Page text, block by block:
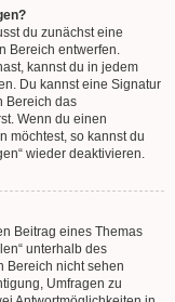
du zunächst eine
Bereich entwerfen.
kannst du in jedem
Du kannst eine Signatur
Bereich das
Wenn du einen
möchtest, so kannst du
wieder deaktivieren.
Beitrag eines Themas
unterhalb des
Bereich nicht sehen
Umfragen zu